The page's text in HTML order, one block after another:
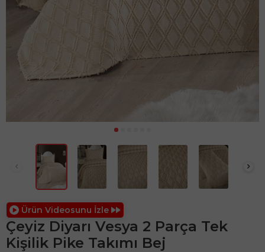
Ürün Videosunu İzle
Çeyiz Diyarı Vesya 2 Parça Tek
Kişilik Pike Takımı Bej